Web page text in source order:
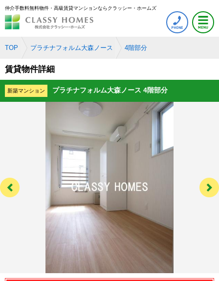
仲介手数料無料物件・高級賃貸マンションならクラッシー・ホームズ
TOP プラチナフォルム大森ノース 4階部分
賃貸物件詳細
新築マンション プラチナフォルム大森ノース 4階部分